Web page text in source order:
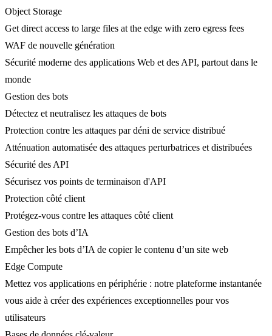
Object Storage
Get direct access to large files at the edge with zero egress fees
WAF de nouvelle génération
Sécurité moderne des applications Web et des API, partout dans le
monde
Gestion des bots
Détectez et neutralisez les attaques de bots
Protection contre les attaques par déni de service distribué
Atténuation automatisée des attaques perturbatrices et distribuées
Sécurité des API
Sécurisez vos points de terminaison d'API
Protection côté client
Protégez-vous contre les attaques côté client
Gestion des bots d’IA
Empêcher les bots d’IA de copier le contenu d’un site web
Edge Compute
Mettez vos applications en périphérie : notre plateforme instantanée
vous aide à créer des expériences exceptionnelles pour vos
utilisateurs